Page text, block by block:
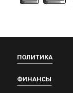
ПОЛИТИКА
ФИНАНСЫ